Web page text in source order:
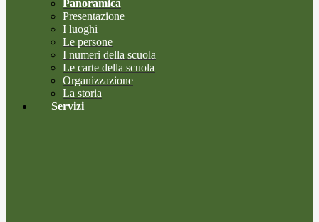
Panoramica
Presentazione
I luoghi
Le persone
I numeri della scuola
Le carte della scuola
Organizzazione
La storia
Servizi